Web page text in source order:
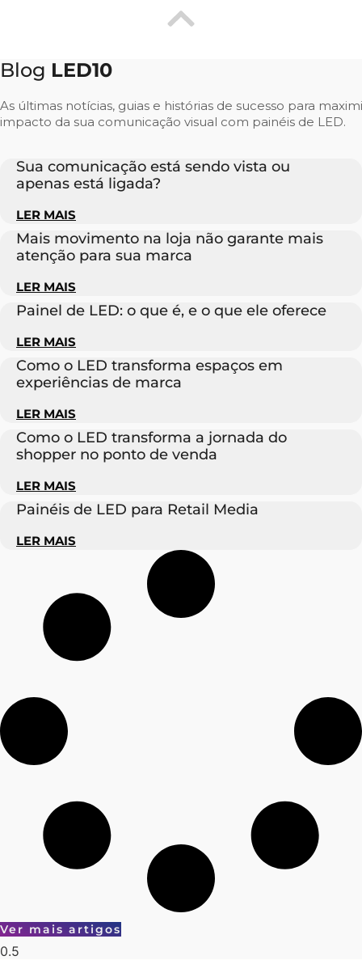
Blog LED10
As últimas notícias, guias e histórias de sucesso para
impacto da sua comunicação visual com painéis de LED.
Sua comunicação está sendo vista ou
apenas está ligada?
LER MAIS
Mais movimento na loja não garante mais
atenção para sua marca
LER MAIS
Painel de LED: o que é, e o que ele oferece
LER MAIS
Como o LED transforma espaços em
experiências de marca
LER MAIS
Como o LED transforma a jornada do
shopper no ponto de venda
LER MAIS
Painéis de LED para Retail Media
LER MAIS
Ver mais artigos